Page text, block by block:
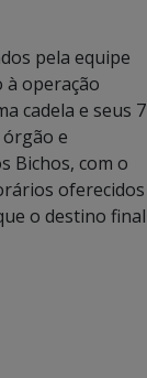
pela equipe
à operação
cadela e seus 7
e
Bichos, com o
oferecidos
o destino final